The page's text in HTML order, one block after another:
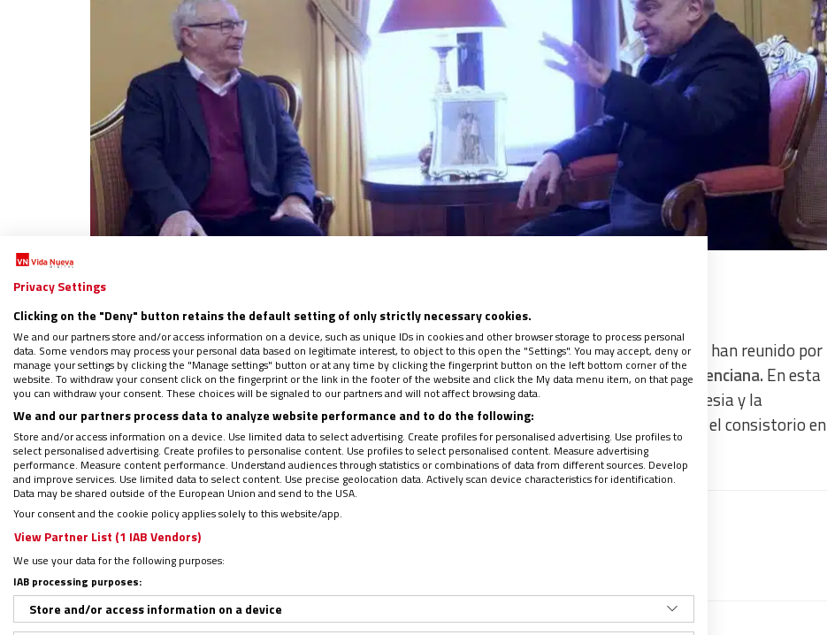
PorVida Nueva|21/02/2023 - 18:15
El alcalde de Valencia, Joan Ribó, y el nuevo arzobispo de Valencia, Enrique Benavent, se han reunido por
primera vez este martes tras la toma deposesión del prelado al frente de la Iglesia valenciana. En esta
primera reunión se han abordado, entre otras cuestiones, el uso del valenciano en la Iglesia y la
neutralidad del Ayuntamiento de la capital en los actos religiosos, según ha informado el consistorio en
un comunicado recogido por Europa Press.
PODCAST: Timothy Broglio y la Iglesia estadounidense
Regístrate en el boletín gratuito y recibe un avance de los contenidos
Privacy Settings
Clicking on the "Deny" button retains the default setting of only strictly necessary cookies.
We and our partners store and/or access information on a device, such as unique IDs in cookies and other browser storage to process personal
data. Some vendors may process your personal data based on legitimate interest, to object to this open the "Settings". You may accept, deny or
manage your settings by clicking the "Manage settings" button or at any time by clicking the fingerprint button on the left bottom corner of the
website. To withdraw your consent click on the fingerprint or the link in the footer of the website and click the My data menu item, on that page
you can withdraw your consent. These choices will be signaled to our partners and will not affect browsing data.
We and our partners process data to analyze website performance and to do the following:
Store and/or access information on a device. Use limited data to select advertising. Create profiles for personalised advertising. Use profiles to
select personalised advertising. Create profiles to personalise content. Use profiles to select personalised content. Measure advertising
performance. Measure content performance. Understand audiences through statistics or combinations of data from different sources. Develop
and improve services. Use limited data to select content. Use precise geolocation data. Actively scan device characteristics for identification.
Data may be shared outside of the European Union and send to the USA.
Your consent and the cookie policy applies solely to this website/app.
View Partner List (1 IAB Vendors)
We use your data for the following purposes:
IAB processing purposes:
Store and/or access information on a device